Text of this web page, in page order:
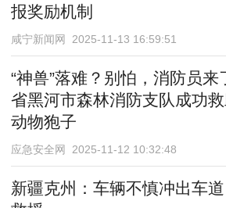
报奖励机制
咸宁新闻网 2025-11-13 16:59:51
“神兽”落难？别怕，消防员
省黑河市森林消防支队成功
动物狍子
应急安全网 2025-11-12 10:32:48
新疆克州：车辆不慎冲出车